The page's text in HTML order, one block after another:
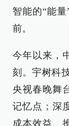
智能的“能
前。
今年以来，
刻。宇树科
央视春晚舞
记忆点；深
成本效益、